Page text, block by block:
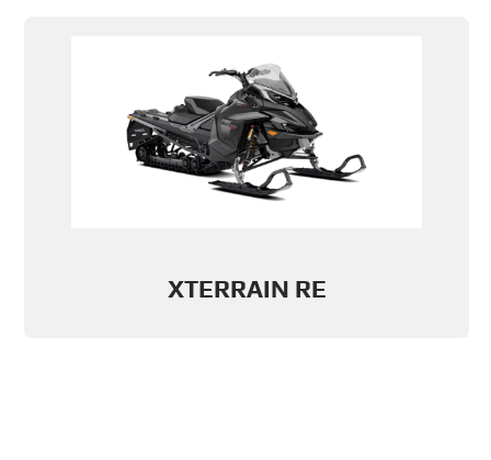
XTERRAIN RE